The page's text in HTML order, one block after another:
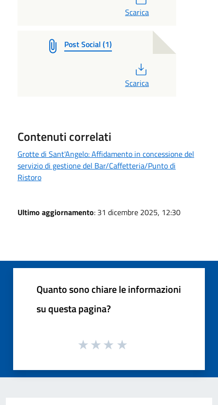
Scarica
Post Social (1)
Scarica
Contenuti correlati
Grotte di Sant'Angelo: Affidamento in concessione del
servizio di gestione del Bar/Caffetteria/Punto di
Ristoro
Ultimo aggiornamento: 31 dicembre 2025, 12:30
Quanto sono chiare le informazioni
su questa pagina?